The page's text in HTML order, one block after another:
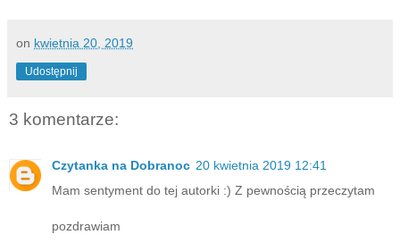
on kwietnia 20, 2019
Udostępnij
3 komentarze:
Czytanka na Dobranoc 20 kwietnia 2019 12:41
Mam sentyment do tej autorki :) Z pewnością przeczytam
pozdrawiam